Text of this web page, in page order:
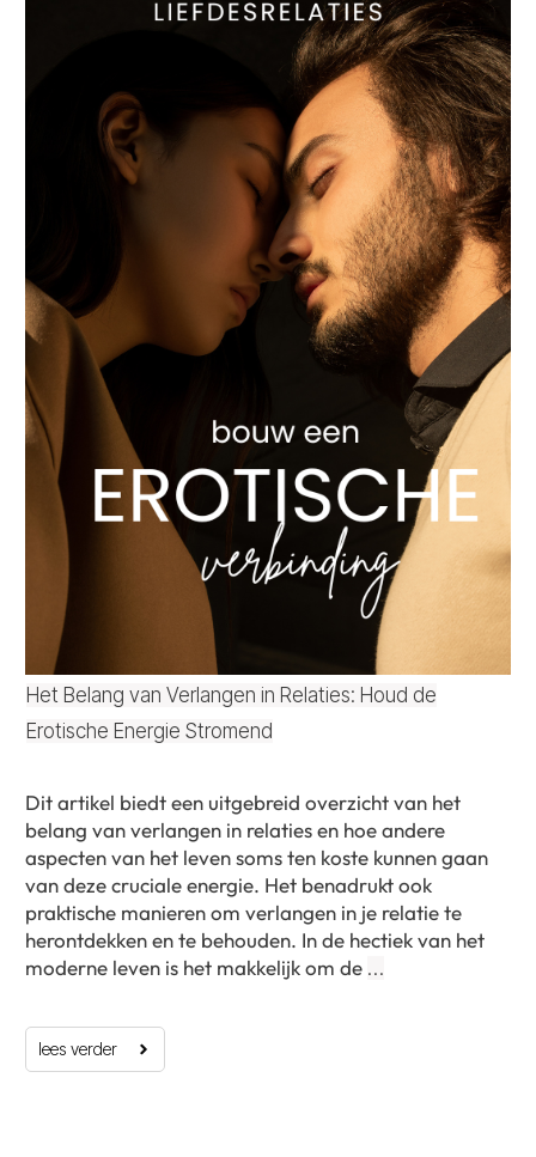
Het Belang van Verlangen in Relaties: Houd de
Erotische Energie Stromend
Dit artikel biedt een uitgebreid overzicht van het
belang van verlangen in relaties en hoe andere
aspecten van het leven soms ten koste kunnen gaan
van deze cruciale energie. Het benadrukt ook
praktische manieren om verlangen in je relatie te
herontdekken en te behouden. In de hectiek van het
moderne leven is het makkelijk om de …
lees verder